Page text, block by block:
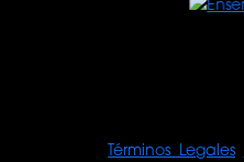
© Tours ForTérminos Legales